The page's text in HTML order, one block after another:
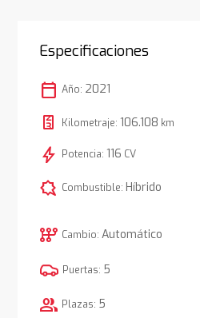
Especificaciones
calendar_today Año: 2021
Kilometraje: 106.108 km
bolt Potencia: 116 CV
comic_bubble Combustible: Híbrido
auto_transmission Cambio: Automático
Puertas: 5
group Plazas: 5